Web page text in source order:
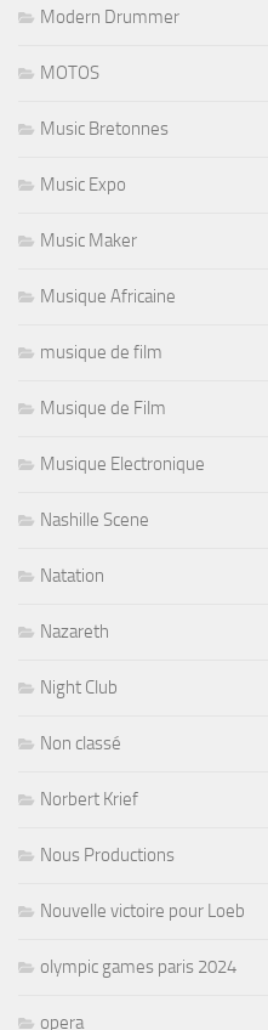
Modern Drummer
MOTOS
Music Bretonnes
Music Expo
Music Maker
Musique Africaine
musique de film
Musique de Film
Musique Electronique
Nashille Scene
Natation
Nazareth
Night Club
Non classé
Norbert Krief
Nous Productions
Nouvelle victoire pour Loeb
olympic games paris 2024
opera